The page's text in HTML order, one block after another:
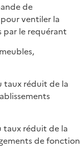
de
ventiler la
par le requérant
taux réduit de la
taux réduit de la
de fonction